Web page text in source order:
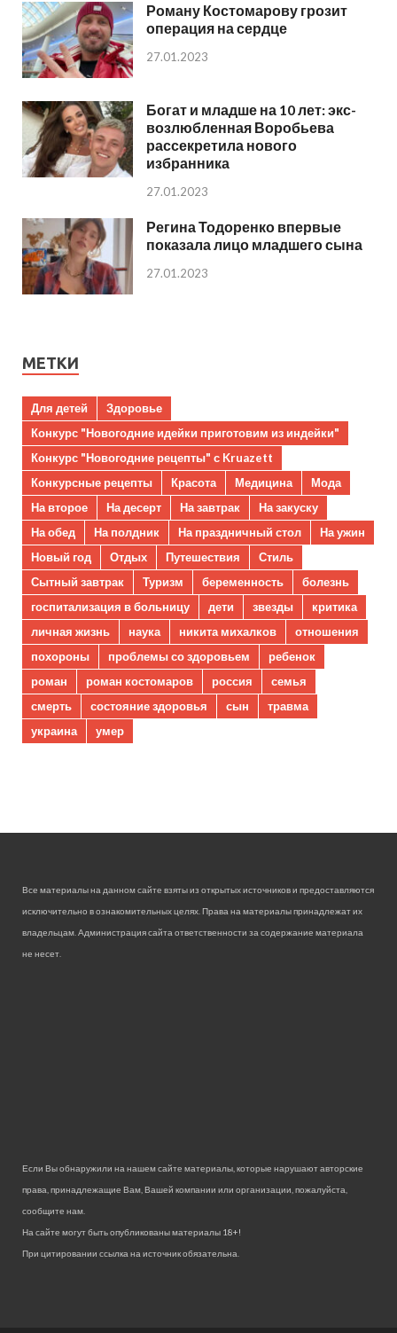
Роману Костомарову грозит
операция на сердце
27.01.2023
Богат и младше на 10 лет: экс-
возлюбленная Воробьева
рассекретила нового
избранника
27.01.2023
Регина Тодоренко впервые
показала лицо младшего сына
27.01.2023
МЕТКИ
Для детей
Здоровье
Конкурс "Новогодние идейки приготовим из индейки"
Конкурс "Новогодние рецепты" с Kruazett
Конкурсные рецепты
Красота Медицина
Мода
На второе
На десерт На завтрак
На закуску
На обед
На полдник На праздничный стол
На ужин
Новый год
Отдых Путешествия
Стиль
Сытный завтрак
Туризм беременность
болезнь
госпитализация в больницу
дети звезды
критика
личная жизнь
наука никита михалков
отношения
похороны
проблемы со здоровьем
ребенок
роман
роман костомаров россия
семья
смерть
состояние здоровья сын
травма
украина
умер
Все материалы на данном сайте взяты из открытых источников и предоставляются
исключительно в ознакомительных целях. Права на материалы принадлежат их
владельцам. Администрация сайта ответственности за содержание материала
не несет.
Если Вы обнаружили на нашем сайте материалы, которые нарушают авторские
права, принадлежащие Вам, Вашей компании или организации, пожалуйста,
сообщите нам.
На сайте могут быть опубликованы материалы 18+!
При цитировании ссылка на источник обязательна.